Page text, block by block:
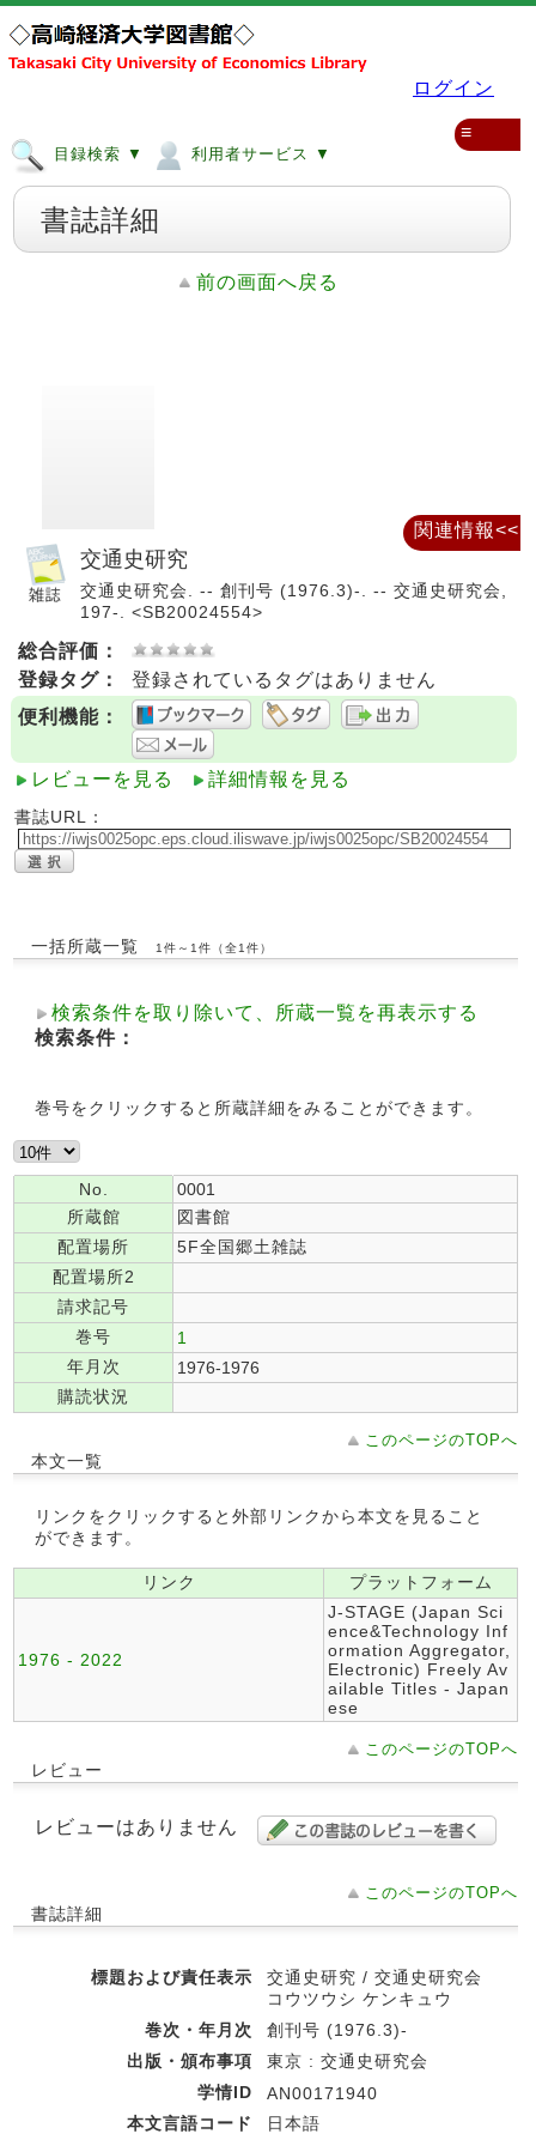
ログイン
目録検索 ▼ 利用者サービス ▼
≡
書誌詳細
前の画面へ戻る
交通史研究
交通史研究会. -- 創刊号 (1976.3)-. -- 交通史研究会,
197-. <SB20024554>
総合評価：
登録タグ：
登録されているタグはありません
便利機能：
レビューを見る 詳細情報を見る
書誌URL：
一括所蔵一覧 1件～1件（全1件）
検索条件を取り除いて、所蔵一覧を再表示する
検索条件：
巻号をクリックすると所蔵詳細をみることができます。
No.
0001
所蔵館
図書館
配置場所
5F全国郷土雑誌
配置場所2
請求記号
巻号
1
年月次
1976-1976
購読状況
このページのTOPへ
本文一覧
リンクをクリックすると外部リンクから本文を見ること
ができます。
リンク プラットフォーム
1976 - 2022
J-STAGE (Japan Sci
ence&Technology Inf
ormation Aggregator,
Electronic) Freely Av
ailable Titles - Japan
ese
このページのTOPへ
レビュー
レビューはありません
このページのTOPへ
書誌詳細
標題および責任表示
交通史研究 / 交通史研究会
コウツウシ ケンキュウ
巻次・年月次
創刊号 (1976.3)-
出版・頒布事項
東京 : 交通史研究会
学情ID
AN00171940
本文言語コード
日本語
関連情報<<